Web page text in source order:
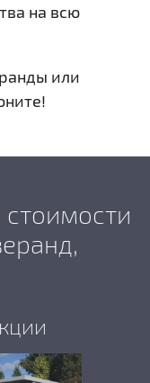
на всю
или
стоимости